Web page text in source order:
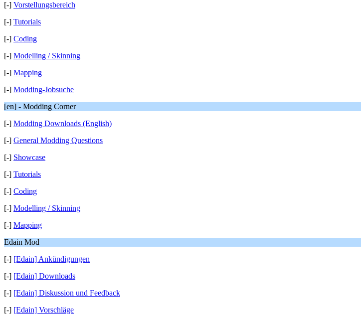
[-] Vorstellungsbereich
[-] Tutorials
[-] Coding
[-] Modelling / Skinning
[-] Mapping
[-] Modding-Jobsuche
[en] - Modding Corner
[-] Modding Downloads (English)
[-] General Modding Questions
[-] Showcase
[-] Tutorials
[-] Coding
[-] Modelling / Skinning
[-] Mapping
Edain Mod
[-] [Edain] Ankündigungen
[-] [Edain] Downloads
[-] [Edain] Diskussion und Feedback
[-] [Edain] Vorschläge